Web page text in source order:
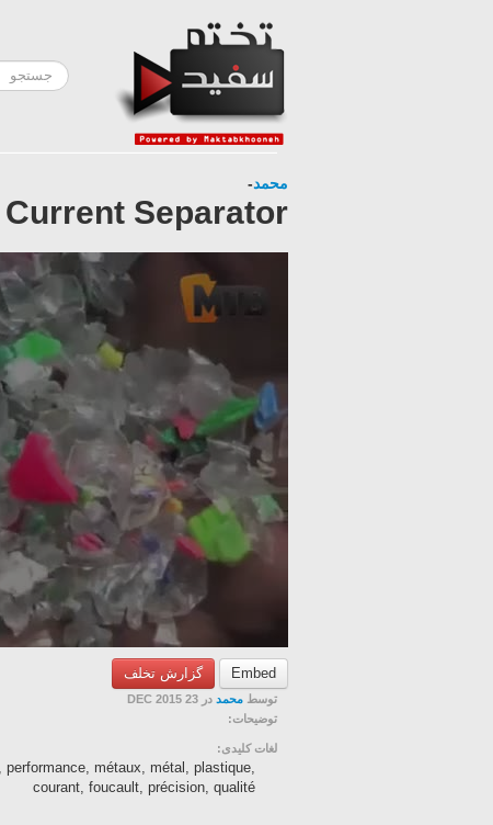
محمد-
Current Separator
Embed گزارش تخلف
توسط محمد در 23 DEC 2015
توضیحات:
لغات کلیدی:
métaux, métal, plastique,
courant, foucault, précision, qualité